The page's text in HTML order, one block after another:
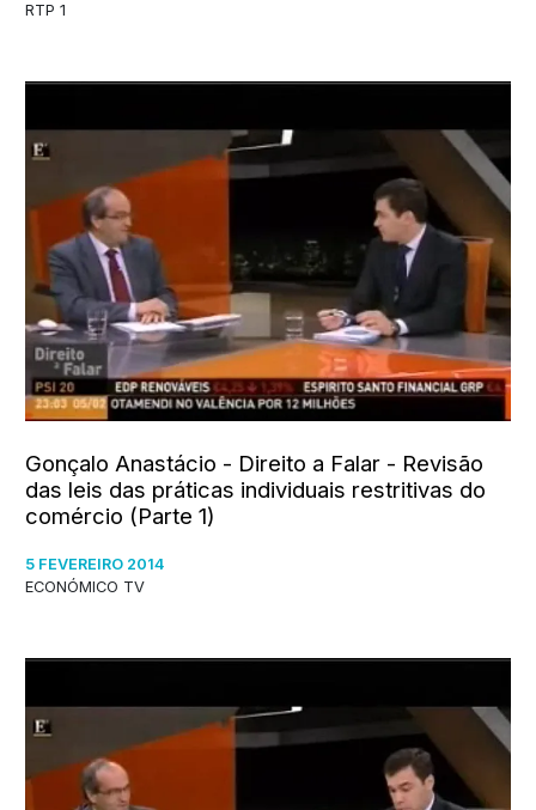
RTP 1
Gonçalo Anastácio - Direito a Falar - Revisão
das leis das práticas individuais restritivas do
comércio (Parte 1)
5 FEVEREIRO 2014
ECONÓMICO TV